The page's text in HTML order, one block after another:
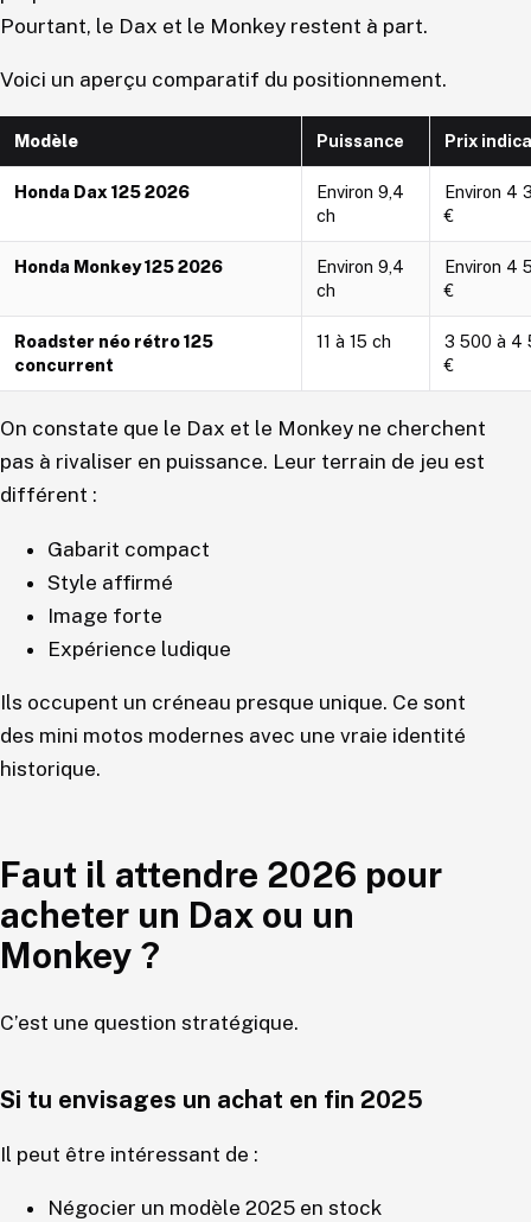
Pourtant, le Dax et le Monkey restent à part.
Voici un aperçu comparatif du positionnement.
Modèle Puissance Prix
Honda Dax 125 2026
Environ 9,4
ch
Environ 4
€
Honda Monkey 125 2026
Environ 9,4
ch
Environ 4
€
Roadster néo rétro 125
concurrent
11 à 15 ch
3 500 à 4
€
On constate que le Dax et le Monkey ne cherchent
pas à rivaliser en puissance. Leur terrain de jeu est
différent :
Gabarit compact
Style affirmé
Image forte
Expérience ludique
Ils occupent un créneau presque unique. Ce sont
des mini motos modernes avec une vraie identité
historique.
Faut il attendre 2026 pour
acheter un Dax ou un
Monkey ?
C’est une question stratégique.
Si tu envisages un achat en fin 2025
Il peut être intéressant de :
Négocier un modèle 2025 en stock